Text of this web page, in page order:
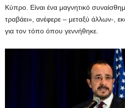
Κύπρο. Είναι ένα μαγνητικό
τραβάει», ανέφερε – μεταξύ άλλων-,
για τον τόπο όπου γεννήθηκε.